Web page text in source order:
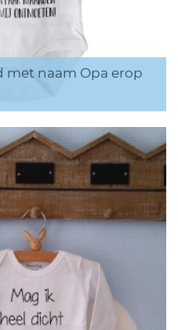
met naam Opa erop